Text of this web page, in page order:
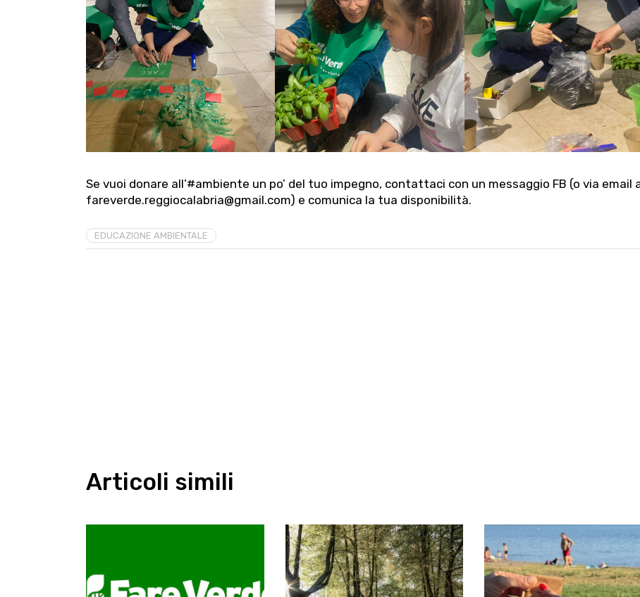
Se vuoi donare all’#ambiente un po’ del tuo impegno, contattaci con un messaggio FB (o via email
fareverde.reggiocalabria@gmail.com) e comunica la tua disponibilità.
EDUCAZIONE AMBIENTALE
Articoli simili